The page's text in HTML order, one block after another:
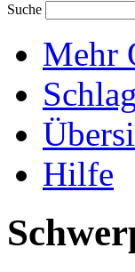
Suche
Mehr
Hilfe